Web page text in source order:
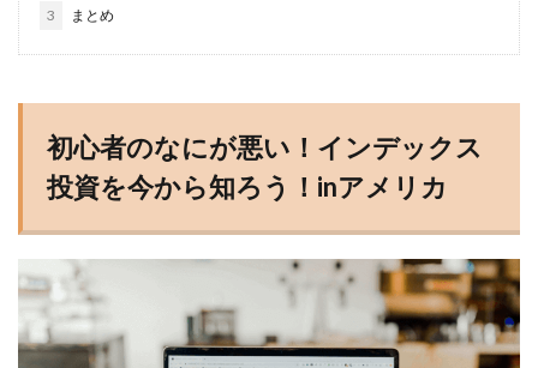
3 まとめ
初心者のなにが悪い！インデックス
投資を今から知ろう！inアメリカ